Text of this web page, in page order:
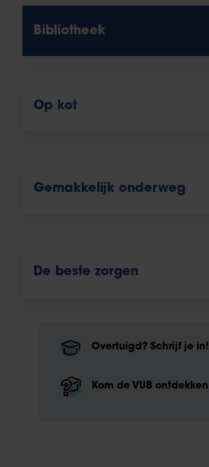
Bibliotheek
Op kot
Gemakkelijk onderweg
De beste zorgen
Overtuigd? Schrijf je in!
Kom de VUB ontdekken